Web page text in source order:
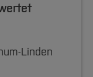
Linden